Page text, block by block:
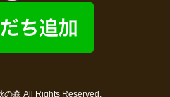
の森 All Rights Reserved.